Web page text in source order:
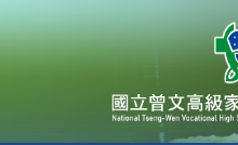
跳
轉
至